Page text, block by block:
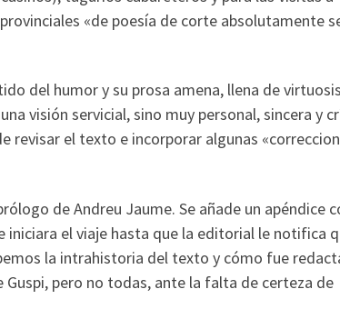
«de poesía de corte absolutamente
del humor y su prosa amena, llena de
visión servicial, sino muy personal, sincera y
el texto e incorporar algunas
de Andreu Jaume. Se añade un apéndice
el viaje hasta que la editorial le notifica
la intrahistoria del texto y cómo fue
pero no todas, ante la falta de certeza de